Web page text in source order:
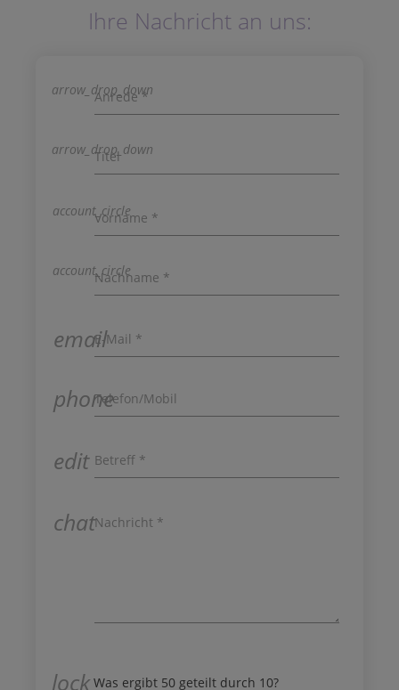
Ihre Nachricht an uns:
arrow_drop_down
Anrede *
arrow_drop_down
Titel
account_circle
Vorname *
account_circleNachname *
emailE-Mail *
phoneTelefon/Mobil
edit Betreff *
chatNachricht *
damit die Nachricht gesendet wird!
lock Was ergibt 50 geteilt durch 10?